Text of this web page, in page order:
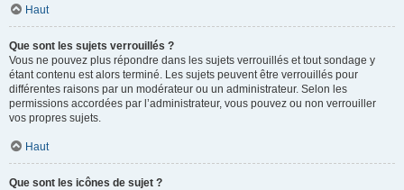
Haut
Que sont les sujets verrouillés ?
Vous ne pouvez plus répondre dans les sujets verrouillés et tout sondage y
étant contenu est alors terminé. Les sujets peuvent être verrouillés pour
différentes raisons par un modérateur ou un administrateur. Selon les
permissions accordées par l’administrateur, vous pouvez ou non verrouiller
vos propres sujets.
Haut
Que sont les icônes de sujet ?